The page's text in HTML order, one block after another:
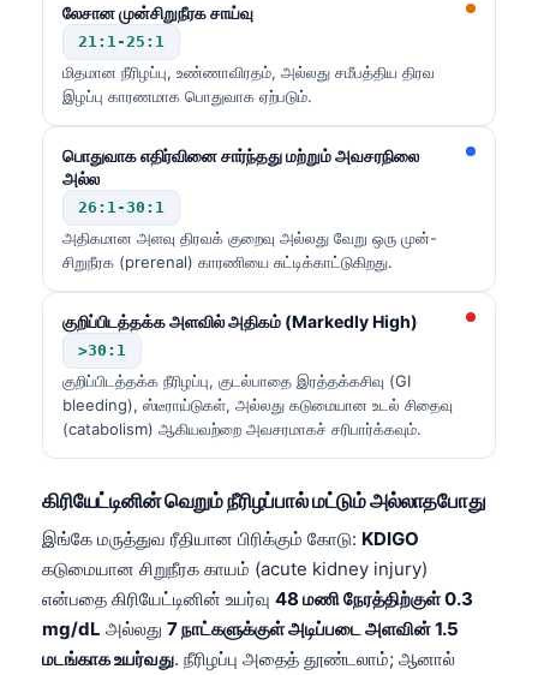
லேசான முன்சிறுநீரக சாய்வு
21:1-25:1
மிதமான நீரிழப்பு, உண்ணாவிரதம், அல்லது சமீபத்திய திரவ
இழப்பு காரணமாக பொதுவாக ஏற்படும்.
பொதுவாக எதிர்வினை சார்ந்தது மற்றும் அவசரநிலை
அல்ல
26:1-30:1
அதிகமான அளவு திரவக் குறைவு அல்லது வேறு ஒரு முன்-
சிறுநீரக (prerenal) காரணியை சுட்டிக்காட்டுகிறது.
குறிப்பிடத்தக்க அளவில் அதிகம் (Markedly High)
>30:1
குறிப்பிடத்தக்க நீரிழப்பு, குடல்பாதை இரத்தக்கசிவு (GI
bleeding), ஸ்டீராய்டுகள், அல்லது கடுமையான உடல் சிதைவு
(catabolism) ஆகியவற்றை அவசரமாகச் சரிபார்க்கவும்.
கிரியேட்டினின் வெறும் நீரிழப்பால் மட்டும் அல்லாதபோது
இங்கே மருத்துவ ரீதியான பிரிக்கும் கோடு: KDIGO
கடுமையான சிறுநீரக காயம் (acute kidney injury)
என்பதை கிரியேட்டினின் உயர்வு 48 மணி நேரத்திற்குள் 0.3
mg/dL அல்லது 7 நாட்களுக்குள் அடிப்படை அளவின் 1.5
மடங்காக உயர்வது. நீரிழப்பு அதைத் தூண்டலாம்; ஆனால்